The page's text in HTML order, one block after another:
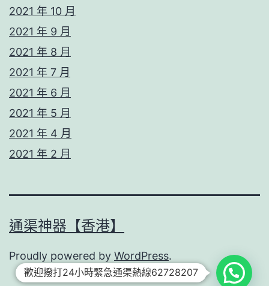
2021 年 10 月
2021 年 9 月
2021 年 8 月
2021 年 7 月
2021 年 6 月
2021 年 5 月
2021 年 4 月
2021 年 2 月
通渠神器【香港】
Proudly powered by WordPress.
歡迎撥打24小時緊急通渠熱線62728207